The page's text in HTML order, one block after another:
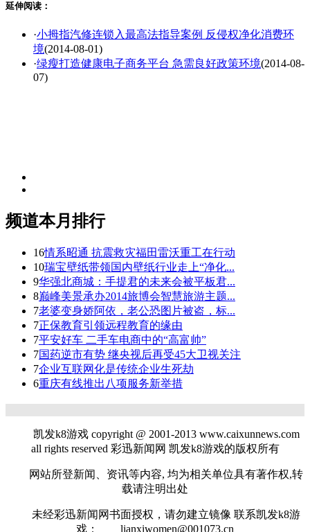
延伸阅读：
·小拇指汽修连锁入最高法指导案例 反侵权净化消费环
境(2014-08-01)
·绿瘦打造健康电子商务平台 急需良好政策环境(2014-08-
07)
频道本月排行
16情系昭通 抗震救灾福田雷沃重工在行动
10瑞宝壁纸带领国内壁纸行业走上“净化...
9华强北商城：手提君的未来会被平板君...
8巅峰美景承办2014旅博会智慧旅游主题...
7老婆变身娇阿依，老公恐图片被盗，标...
7正保教育引领远程教育的缘由
7平安好车 二手车电商中的“高富帅”
7国药逆市有势 继央视后再受45大卫视关注
7企业互联网化是传统企业生死劫
6重庆有线推出八项服务新举措
凯发k8游戏 copyright @ 2001-2013 www.caixunnews.com
all rights reserved 彩迅新闻网 凯发k8游戏的版权所有
网站所登新闻、资讯等内容, 均为相关单位具有著作权,转
载请注明出处
未经彩迅新闻网书面授权，请勿建立镜像 联系凯发k8游
戏： lianxiwomen@001073.cn